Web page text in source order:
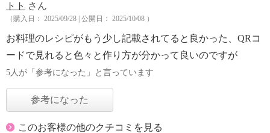
トト さん
（購入日： 2025/09/28 | 公開日： 2025/10/08 ）
お料理のレシピがもう少し記載されてると良かった、QRコ
ードで見れると色々と作り方が分かって良いのですが
5人が「参考になった」と言っています
参考になった
このお客様の他のクチコミを見る